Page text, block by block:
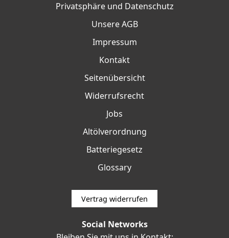
Privatsphäre und Datenschutz
Unsere AGB
Impressum
Kontakt
Seitenübersicht
Widerrufsrecht
Jobs
Altölverordnung
Batteriegesetz
Glossary
Vertrag widerrufen
Social Networks